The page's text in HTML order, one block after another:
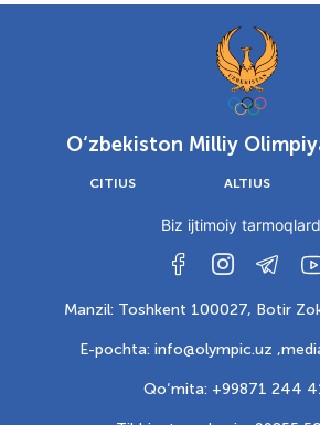
O‘zbekiston Milliy
CITIUS ALTIUS
Biz ijtimoiy
Manzil: Toshkent 100027, Botir
E-pochta: info@olympic.uz ,
Qo‘mita: +99871 244